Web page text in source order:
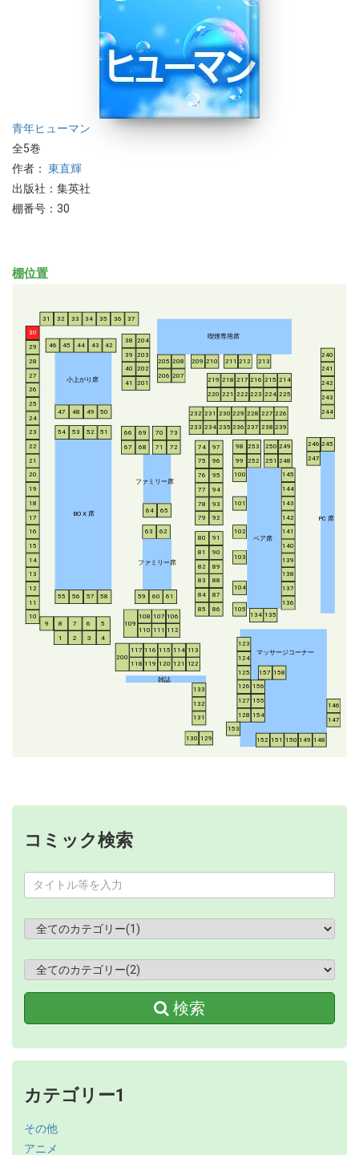
青年ヒューマン
全5巻
作者： 東直輝
出版社：集英社
棚番号：30
棚位置
小上がり席
BO X 席
ファミリー席
ファミリー席
喫煙専用席
ペア席
PC 席
マッサージコーナー
雑誌
1 2 3 4
5
6
7
8
9
10
11
12
13
14
15
16
17
18
19
20
21
22
23
24
25
26
27
28
29
30
31 32 33 34 35 36 37
38
39
40
41
42
43
44
45
46
47 48 49 50
51
52
53
54
55 56 57 58 59 60 61
62
63
64 65
66
67
68
69
70
71
72
73
74
75
76
77
78
79
80
81
82
83
84
85 86
87
88
89
90
91
92
93
94
95
96
97
98
99
100
101
102
103
104
105
106
107
108
109
110 111 112
113
114
115
116
117
118 119 120 121 122
123
124
125
126
127
128
129
130
131
132
133
134 135
136
137
138
139
140
141
142
143
144
145
146
147
148
149
150
151
152
153
154
155
156
157 158
200
201
202
203
204
205
206 207
208 209 210 211 212 213
214
215
216
217
218
219
220 221 222 223 224 225
226
227
228
229
230
231
232
233 234 235 236 237 238 239
240
241
242
243
244
245
246
247
248
249
250
251
252
253
コミック検索
検索
カテゴリー1
その他
アニメ